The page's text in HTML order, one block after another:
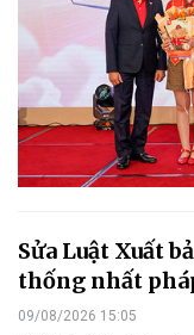
Sửa Luật Xuất
thống nhất
09/08/2026 15:05